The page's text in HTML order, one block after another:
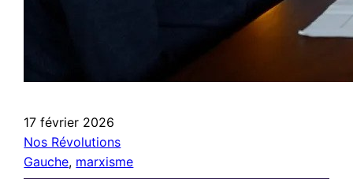
17 février 2026
Nos Révolutions
Gauche, marxisme